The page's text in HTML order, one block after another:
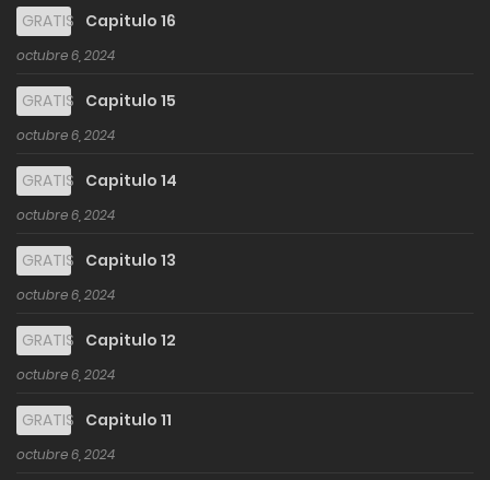
GRATIS Capitulo 16
octubre 6, 2024
GRATIS Capitulo 15
octubre 6, 2024
GRATIS Capitulo 14
octubre 6, 2024
GRATIS Capitulo 13
octubre 6, 2024
GRATIS Capitulo 12
octubre 6, 2024
GRATIS Capitulo 11
octubre 6, 2024